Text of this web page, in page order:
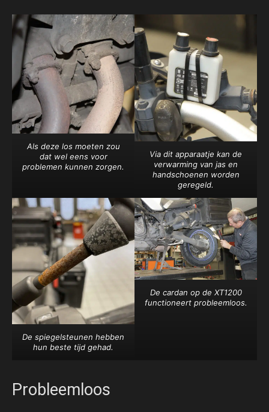
Als deze los moeten zou
dat wel eens voor
problemen kunnen zorgen.
Via dit apparaatje kan de
verwarming van jas en
handschoenen worden
geregeld.
De spiegelsteunen hebben
hun beste tijd gehad.
De cardan op de XT1200
functioneert probleemloos.
Probleemloos